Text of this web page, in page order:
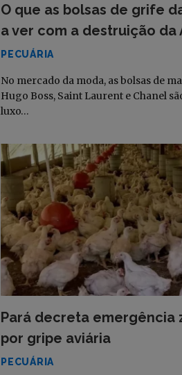
O que as bolsas de grife
a ver com a destruição da
PECUÁRIA
No mercado da moda, as bolsas de
Hugo Boss, Saint Laurent e Chanel
luxo…
Pará decreta emergência
por gripe aviária
PECUÁRIA